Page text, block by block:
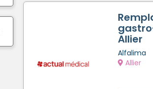
Allier
Alfalima
Allier